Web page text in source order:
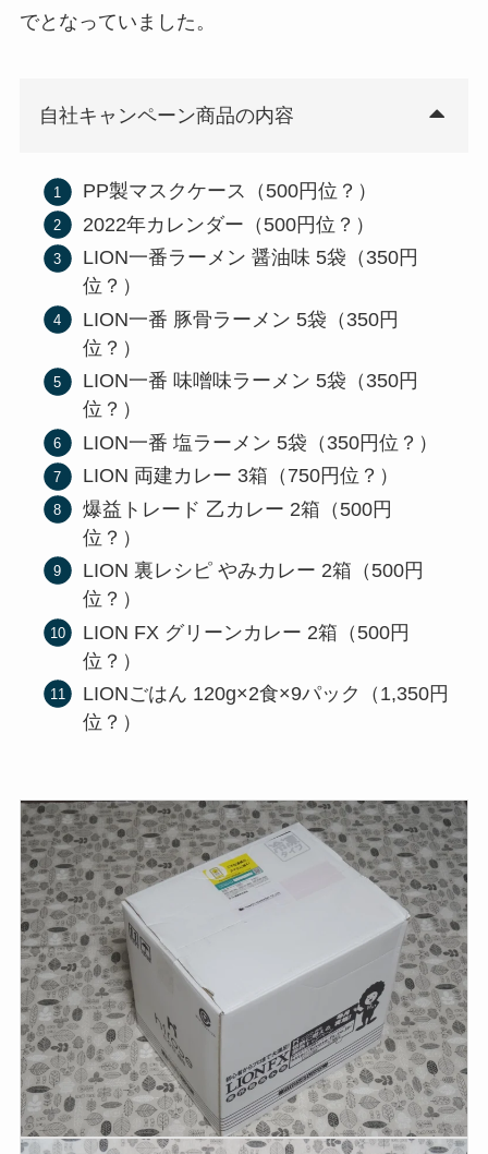
でとなっていました。
自社キャンペーン商品の内容
PP製マスクケース（500円位？）
2022年カレンダー（500円位？）
LION一番ラーメン 醤油味 5袋（350円
位？）
LION一番 豚骨ラーメン 5袋（350円
位？）
LION一番 味噌味ラーメン 5袋（350円
位？）
LION一番 塩ラーメン 5袋（350円位？）
LION 両建カレー 3箱（750円位？）
爆益トレード 乙カレー 2箱（500円
位？）
LION 裏レシピ やみカレー 2箱（500円
位？）
LION FX グリーンカレー 2箱（500円
位？）
LIONごはん 120g×2食×9パック（1,350円
位？）